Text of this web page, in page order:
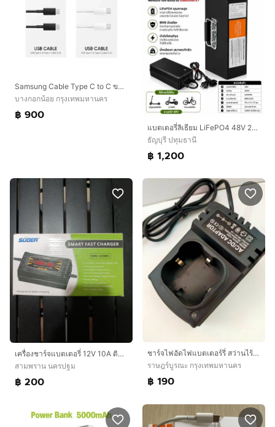
Samsung Cable Type C to C ของแท้ สินค้าใหม่ มือ 1
บางกอกน้อย กรุงเทพมหานคร
฿ 900
แบตเตอรี่ลิเธียม LiFePO4 48V 20Ah พร้อมชุดชาร์จ💰 ขาย 1,200 บาท (รวมส่ง)✅ สินค้าใหม่ พร้อมใช้งาน✅ LiFePO4 48V 20Ah อายุการใช้งานยาวนาน ปลอดภัยกว่าแบตลิเธียมทั่วไป
ธัญบุรี ปทุมธานี
฿ 1,200
เครื่องชาร์จแบตเตอรี่ 12V 10A ดิจิตอล SUOER SON-1210D+ ชาร์จเต็มตัดอัตโนมัติ
สามพราน นครปฐม
฿ 200
ชาร์จไฟอัดไฟแบตเตอร์รี่ สว่านไร้สายทรงสี่เหลี่ยม 16V มีเก็บปลายทาง
ราษฎร์บูรณะ กรุงเทพมหานคร
฿ 190